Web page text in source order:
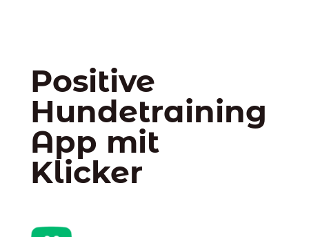
Positive
Hundetraining
App mit
Klicker